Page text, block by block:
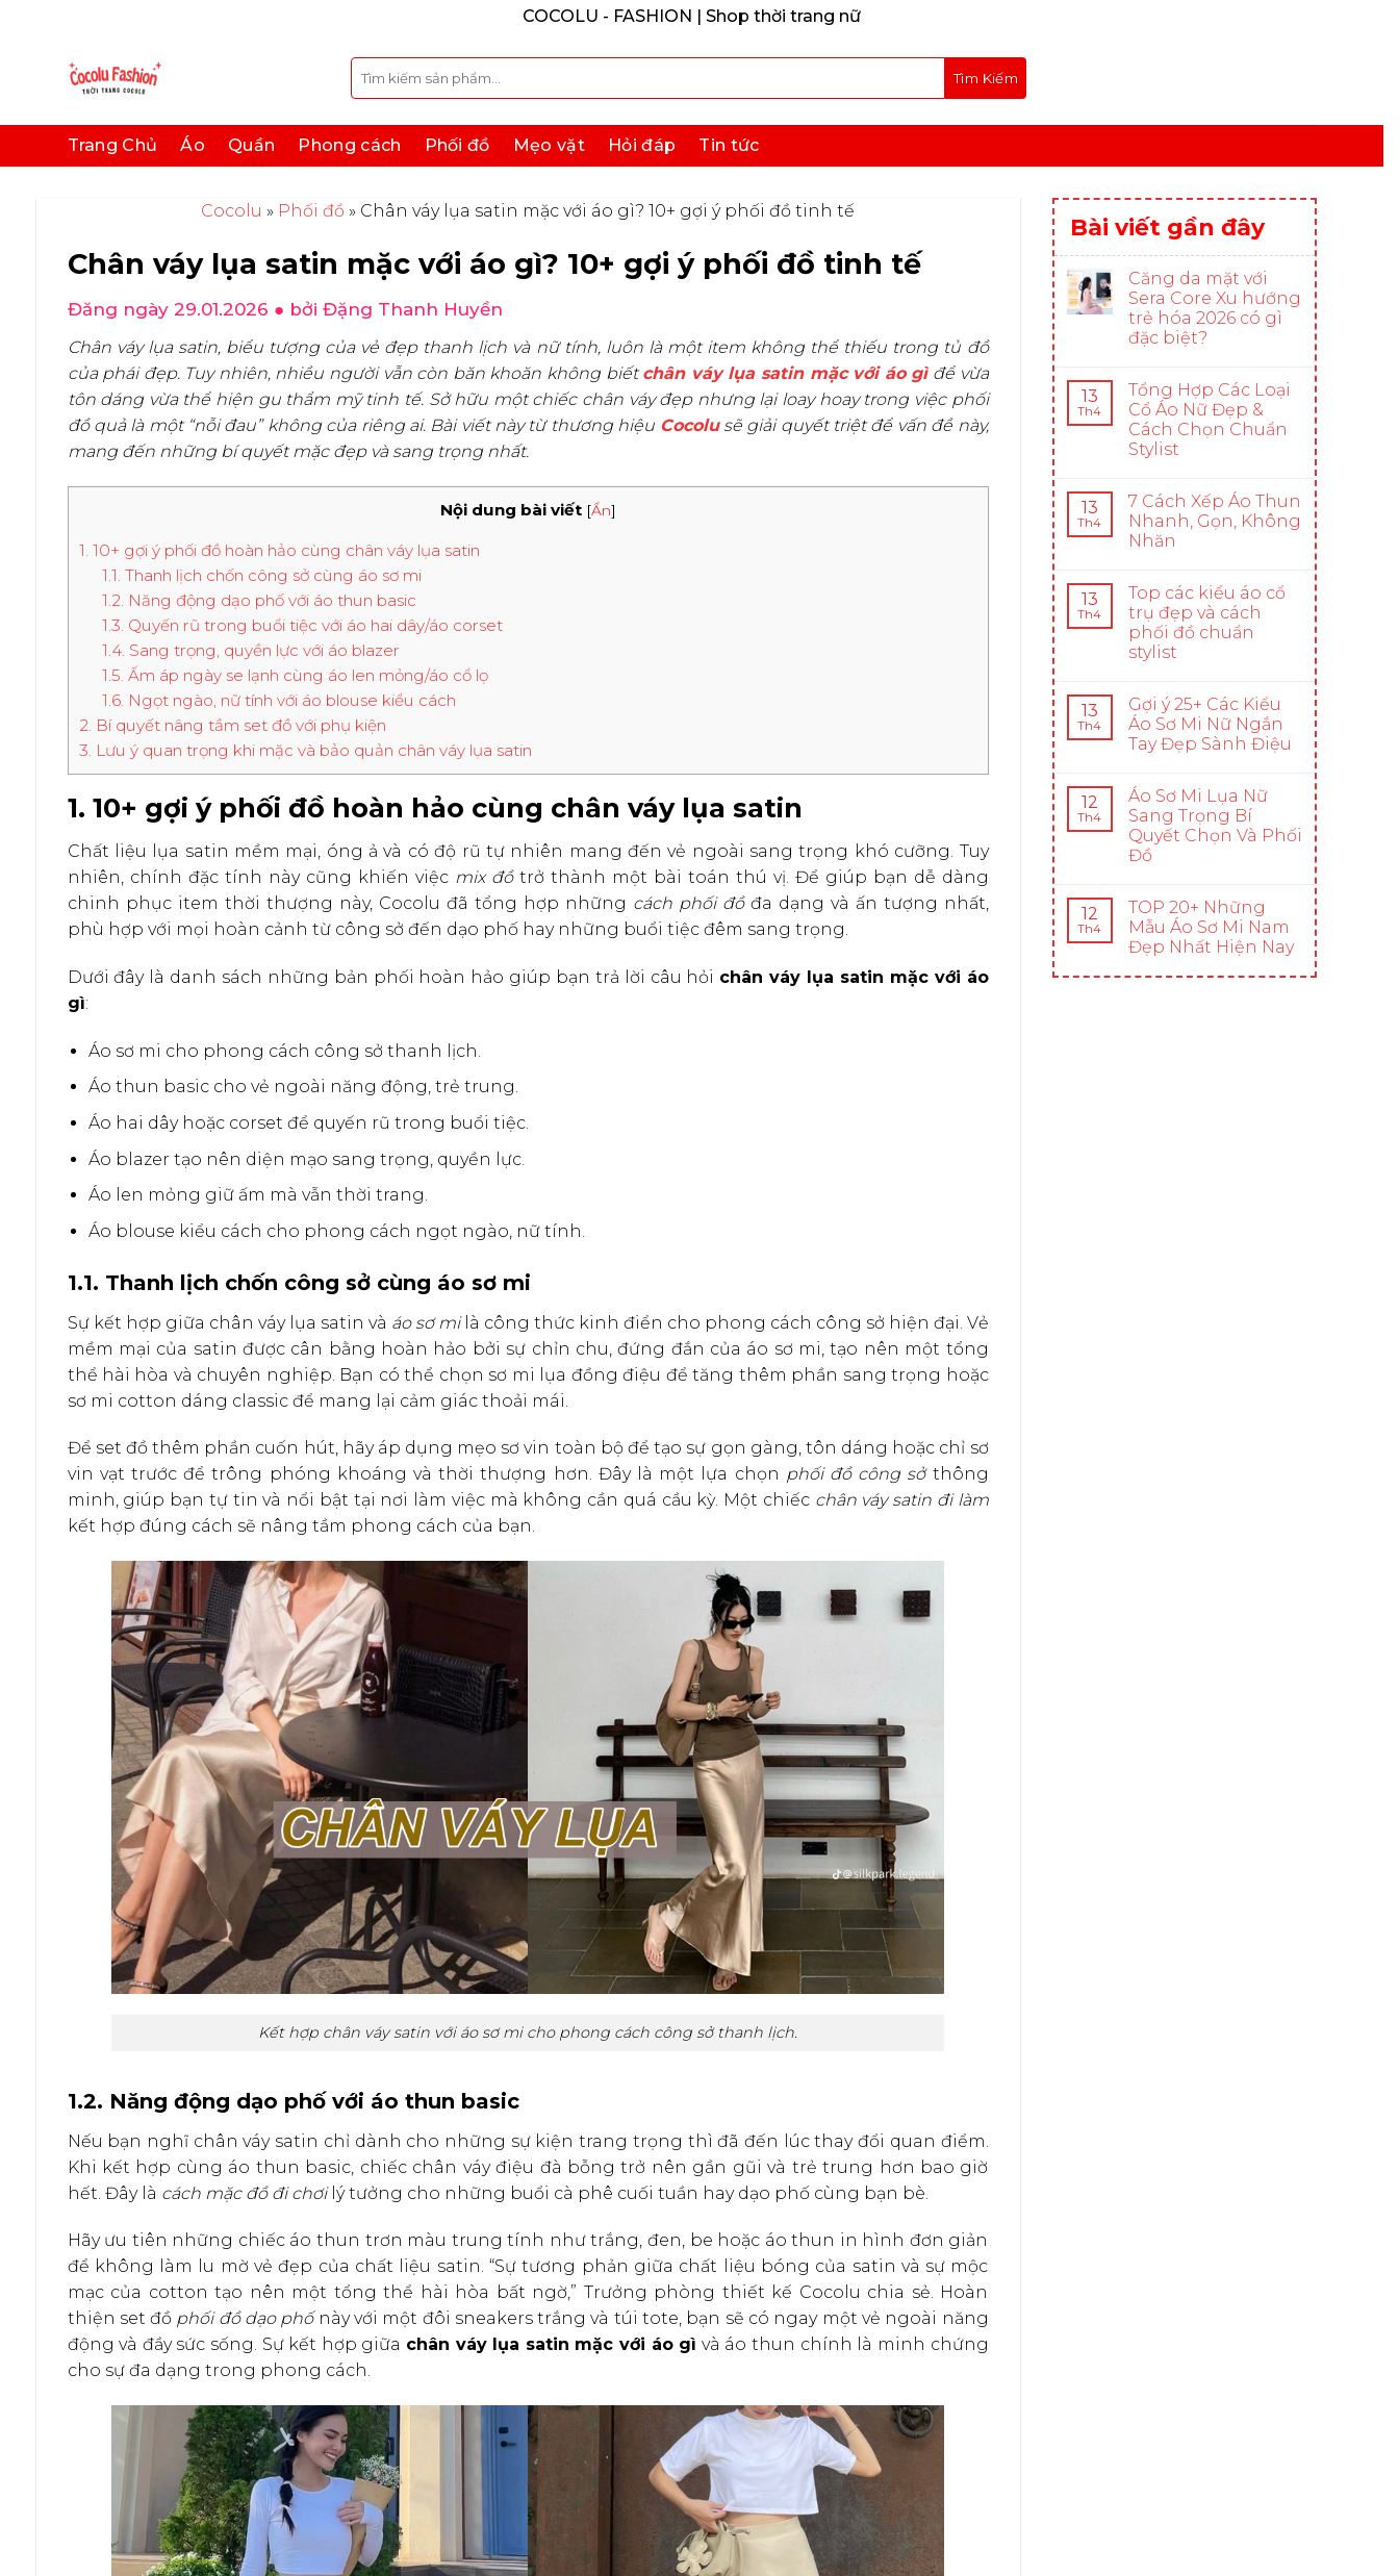
COCOLU - FASHION | Shop thời trang nữ
Tìm
kiếm:
Trang Chủ Áo Quần Phong cách Phối đồ Mẹo vặt Hỏi đáp Tin tức
Cocolu » Phối đồ » Chân váy lụa satin mặc với áo gì? 10+ gợi ý phối đồ tinh tế
Chân váy lụa satin mặc với áo gì? 10+ gợi ý phối đồ tinh tế
Đăng ngày 29.01.2026 ● bởi Đặng Thanh Huyền
Chân váy lụa satin, biểu tượng của vẻ đẹp thanh lịch và nữ tính, luôn là một item không thể thiếu trong tủ đồ
của phái đẹp. Tuy nhiên, nhiều người vẫn còn băn khoăn không biếtchân váy lụa satin mặc với áo gìđể vừa
tôn dáng vừa thể hiện gu thẩm mỹ tinh tế. Sở hữu một chiếc chân váy đẹp nhưng lại loay hoay trong việc phối
đồ quả là một “nỗi đau” không của riêng ai. Bài viết này từ thương hiệu Cocolusẽ giải quyết triệt để vấn đề này,
mang đến những bí quyết mặc đẹp và sang trọng nhất.
Nội dung bài viết [Ẩn]
1. 10+ gợi ý phối đồ hoàn hảo cùng chân váy lụa satin
1.1. Thanh lịch chốn công sở cùng áo sơ mi
1.2. Năng động dạo phố với áo thun basic
1.3. Quyến rũ trong buổi tiệc với áo hai dây/áo corset
1.4. Sang trọng, quyền lực với áo blazer
1.5. Ấm áp ngày se lạnh cùng áo len mỏng/áo cổ lọ
1.6. Ngọt ngào, nữ tính với áo blouse kiểu cách
2. Bí quyết nâng tầm set đồ với phụ kiện
3. Lưu ý quan trọng khi mặc và bảo quản chân váy lụa satin
1. 10+ gợi ý phối đồ hoàn hảo cùng chân váy lụa satin
Chất liệu lụa satin mềm mại, óng ả và có độ rũ tự nhiên mang đến vẻ ngoài sang trọng khó cưỡng. Tuy
nhiên, chính đặc tính này cũng khiến việc mix đồtrở thành một bài toán thú vị. Để giúp bạn dễ dàng
chinh phục item thời thượng này, Cocolu đã tổng hợp những cách phối đồđa dạng và ấn tượng nhất,
phù hợp với mọi hoàn cảnh từ công sở đến dạo phố hay những buổi tiệc đêm sang trọng.
Dưới đây là danh sách những bản phối hoàn hảo giúp bạn trả lời câu hỏi chân váy lụa satin mặc với áo
gì:
Áo sơ mi cho phong cách công sở thanh lịch.
Áo thun basic cho vẻ ngoài năng động, trẻ trung.
Áo hai dây hoặc corset để quyến rũ trong buổi tiệc.
Áo blazer tạo nên diện mạo sang trọng, quyền lực.
Áo len mỏng giữ ấm mà vẫn thời trang.
Áo blouse kiểu cách cho phong cách ngọt ngào, nữ tính.
1.1. Thanh lịch chốn công sở cùng áo sơ mi
Sự kết hợp giữa chân váy lụa satin và áo sơ milà công thức kinh điển cho phong cách công sở hiện đại. Vẻ
mềm mại của satin được cân bằng hoàn hảo bởi sự chỉn chu, đứng đắn của áo sơ mi, tạo nên một tổng
thể hài hòa và chuyên nghiệp. Bạn có thể chọn sơ mi lụa đồng điệu để tăng thêm phần sang trọng hoặc
sơ mi cotton dáng classic để mang lại cảm giác thoải mái.
Để set đồ thêm phần cuốn hút, hãy áp dụng mẹo sơ vin toàn bộ để tạo sự gọn gàng, tôn dáng hoặc chỉ sơ
vin vạt trước để trông phóng khoáng và thời thượng hơn. Đây là một lựa chọn phối đồ công sởthông
minh, giúp bạn tự tin và nổi bật tại nơi làm việc mà không cần quá cầu kỳ. Một chiếc chân váy satin đi làm
kết hợp đúng cách sẽ nâng tầm phong cách của bạn.
Kết hợp chân váy satin với áo sơ mi cho phong cách công sở thanh lịch.
1.2. Năng động dạo phố với áo thun basic
Nếu bạn nghĩ chân váy satin chỉ dành cho những sự kiện trang trọng thì đã đến lúc thay đổi quan điểm.
Khi kết hợp cùng áo thun basic, chiếc chân váy điệu đà bỗng trở nên gần gũi và trẻ trung hơn bao giờ
hết. Đây là cách mặc đồ đi chơilý tưởng cho những buổi cà phê cuối tuần hay dạo phố cùng bạn bè.
Hãy ưu tiên những chiếc áo thun trơn màu trung tính như trắng, đen, be hoặc áo thun in hình đơn giản
để không làm lu mờ vẻ đẹp của chất liệu satin. “Sự tương phản giữa chất liệu bóng của satin và sự mộc
mạc của cotton tạo nên một tổng thể hài hòa bất ngờ,” Trưởng phòng thiết kế Cocolu chia sẻ. Hoàn
thiện set đồ phối đồ dạo phốnày với một đôi sneakers trắng và túi tote, bạn sẽ có ngay một vẻ ngoài năng
động và đầy sức sống. Sự kết hợp giữa chân váy lụa satin mặc với áo gì và áo thun chính là minh chứng
cho sự đa dạng trong phong cách.
Bài viết gần đây
Căng da mặt với
Sera Core Xu hướng
trẻ hóa 2026 có gì
đặc biệt?
13
Th4
Tổng Hợp Các Loại
Cổ Áo Nữ Đẹp &
Cách Chọn Chuẩn
Stylist
13
Th4
7 Cách Xếp Áo Thun
Nhanh, Gọn, Không
Nhăn
13
Th4
Top các kiểu áo cổ
trụ đẹp và cách
phối đồ chuẩn
stylist
13
Th4
Gợi ý 25+ Các Kiểu
Áo Sơ Mi Nữ Ngắn
Tay Đẹp Sành Điệu
12
Th4
Áo Sơ Mi Lụa Nữ
Sang Trọng Bí
Quyết Chọn Và Phối
Đồ
12
Th4
TOP 20+ Những
Mẫu Áo Sơ Mi Nam
Đẹp Nhất Hiện Nay